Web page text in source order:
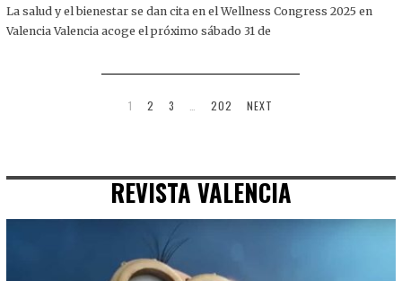
O
,
La salud y el bienestar se dan cita en el Wellness Congress 2025 en
Valencia Valencia acoge el próximo sábado 31 de
1 2 3 202 NEXT
REVISTA VALENCIA